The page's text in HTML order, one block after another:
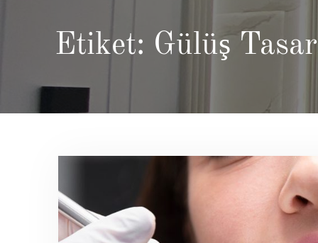
Etiket: Gülüş